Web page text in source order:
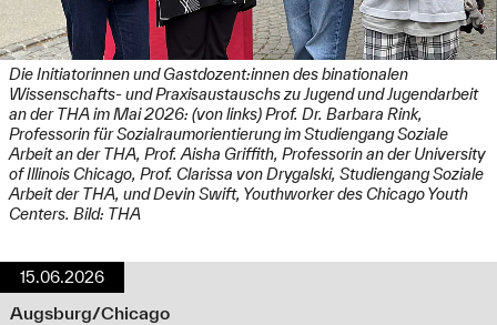
Die Initiatorinnen und Gastdozent:innen des binationalen
Wissenschafts- und Praxisaustauschs zu Jugend und Jugendarbeit
an der THA im Mai 2026: (von links) Prof. Dr. Barbara Rink,
Professorin für Sozialraumorientierung im Studiengang Soziale
Arbeit an der THA, Prof. Aisha Griffith, Professorin an der University
of Illinois Chicago, Prof. Clarissa von Drygalski, Studiengang Soziale
Arbeit der THA, und Devin Swift, Youthworker des Chicago Youth
Centers. Bild: THA
15.06.2026
Augsburg/Chicago